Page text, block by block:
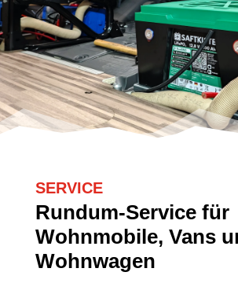
SERVICE
Rundum-Service für
Wohnmobile, Vans
Wohnwagen